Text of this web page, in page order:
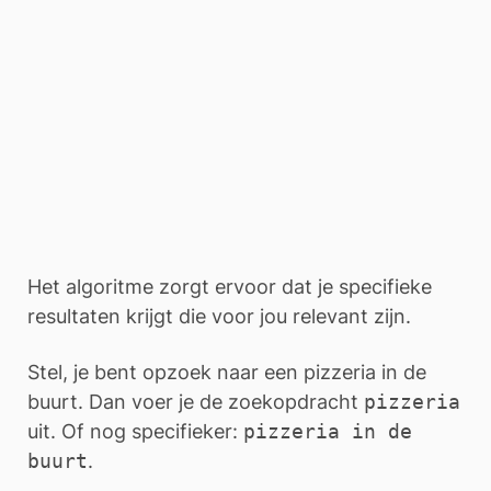
Het algoritme zorgt ervoor dat je specifieke
resultaten krijgt die voor jou relevant zijn.
Stel, je bent opzoek naar een pizzeria in de
buurt. Dan voer je de zoekopdracht pizzeria
uit. Of nog specifieker: pizzeria in de
buurt.